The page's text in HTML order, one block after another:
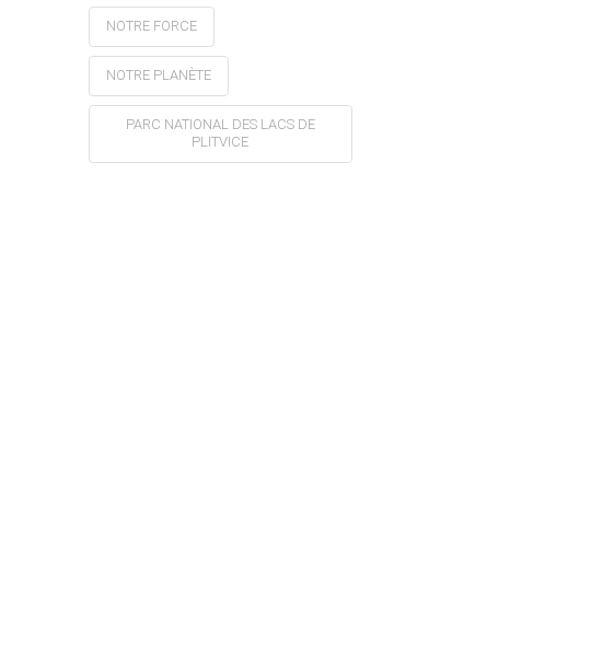
NOTRE FORCE
NOTRE PLANÈTE
PARC NATIONAL DES LACS DE
PLITVICE